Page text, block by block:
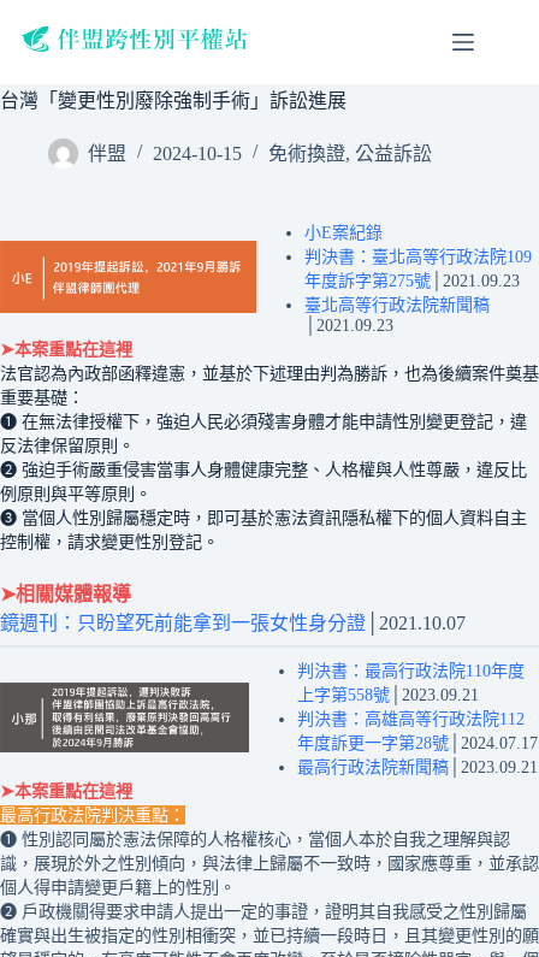
要
台灣「變更性別廢除強制手術」訴訟進展
伴盟 2024-10-15 免術換證, 公益訴訟
小E案紀錄
判決書：臺北高等行政法院109
年度訴字第275號│2021.09.23
臺北高等行政法院新聞稿
│2021.09.23
➤本案重點在這裡
法官認為內政部函釋違憲，並基於下述理由判為勝訴，也為後續案件奠基
重要基礎：
❶ 在無法律授權下，強迫人民必須殘害身體才能申請性別變更登記，違
反法律保留原則。
❷ 強迫手術嚴重侵害當事人身體健康完整、人格權與人性尊嚴，違反比
例原則與平等原則。
❸ 當個人性別歸屬穩定時，即可基於憲法資訊隱私權下的個人資料自主
控制權，請求變更性別登記。
➤相關媒體報導
鏡週刊：只盼望死前能拿到一張女性身分證 │2021.10.07
判決書：最高行政法院110年度
上字第558號 │2023.09.21
判決書：高雄高等行政法院112
年度訴更一字第28號 │2024.07.17
最高行政法院新聞稿 │2023.09.21
➤本案重點在這裡
最高行政法院判決重點：
❶ 性別認同屬於憲法保障的人格權核心，當個人本於自我之理解與認
識，展現於外之性別傾向，與法律上歸屬不一致時，國家應尊重，並承認
個人得申請變更戶籍上的性別。
❷ 戶政機關得要求申請人提出一定的事證，證明其自我感受之性別歸屬
確實與出生被指定的性別相衝突，並已持續一段時日，且其變更性別的願